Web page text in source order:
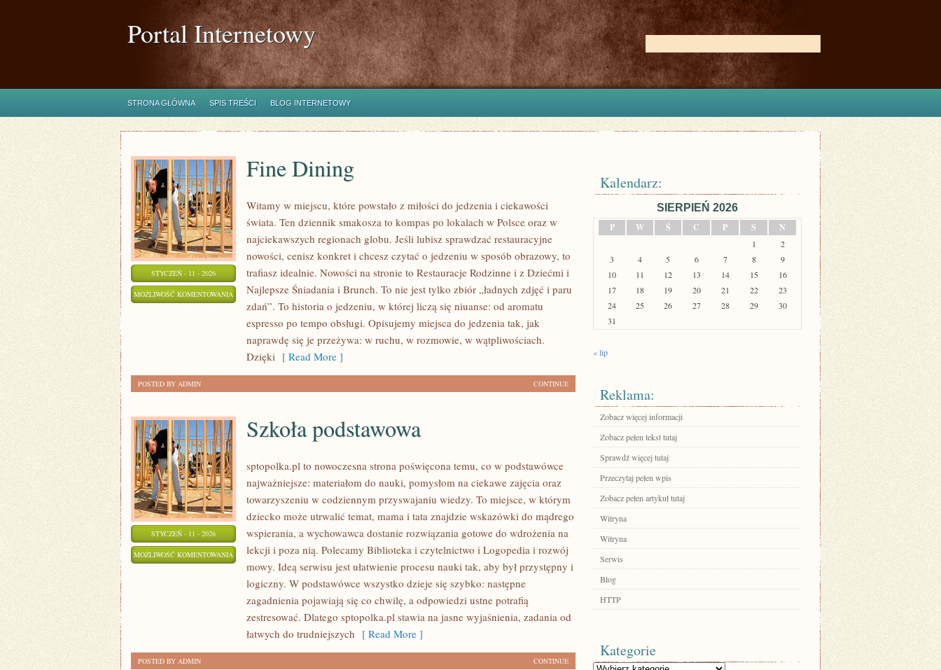
Portal Internetowy
STRONA GŁÓWNA SPIS TREŚCI BLOG INTERNETOWY
STYCZEŃ - 11 - 2026
MOŻLIWOŚĆ KOMENTOWANIA FINE
DINING
Fine Dining
Witamy w miejscu, które powstało z miłości do jedzenia i ciekawości
świata. Ten dziennik smakosza to kompas po lokalach w Polsce oraz w
najciekawszych regionach globu. Jeśli lubisz sprawdzać restauracyjne
nowości, cenisz konkret i chcesz czytać o jedzeniu w sposób obrazowy, to
trafiasz idealnie. Nowości na stronie to Restauracje Rodzinne i z Dziećmi i
Najlepsze Śniadania i Brunch. To nie jest tylko zbiór „ładnych zdjęć i paru
zdań”. To historia o jedzeniu, w której liczą się niuanse: od aromatu
espresso po tempo obsługi. Opisujemy miejsca do jedzenia tak, jak
naprawdę się je przeżywa: w ruchu, w rozmowie, w wątpliwościach.
Dzięki [ Read More ]
CONTINUE
POSTED BY ADMIN
STYCZEŃ - 11 - 2026
MOŻLIWOŚĆ KOMENTOWANIA SZKOŁA
PODSTAWOWA
Szkoła podstawowa
sptopolka.pl to nowoczesna strona poświęcona temu, co w podstawówce
najważniejsze: materiałom do nauki, pomysłom na ciekawe zajęcia oraz
towarzyszeniu w codziennym przyswajaniu wiedzy. To miejsce, w którym
dziecko może utrwalić temat, mama i tata znajdzie wskazówki do mądrego
wspierania, a wychowawca dostanie rozwiązania gotowe do wdrożenia na
lekcji i poza nią. Polecamy Biblioteka i czytelnictwo i Logopedia i rozwój
mowy. Ideą serwisu jest ułatwienie procesu nauki tak, aby był przystępny i
logiczny. W podstawówce wszystko dzieje się szybko: następne
zagadnienia pojawiają się co chwilę, a odpowiedzi ustne potrafią
zestresować. Dlatego sptopolka.pl stawia na jasne wyjaśnienia, zadania od
łatwych do trudniejszych [ Read More ]
CONTINUE
POSTED BY ADMIN
Kalendarz:
SIERPIEŃ 2026
P
W Ś C P S N
1
2
3
4 5 6 7 8
9
10
11 12 13 14 15
16
17
18 19 20 21 22
23
24
25 26 27 28 29
30
31
« lip
Reklama:
Zobacz więcej informacji
Zobacz pełen tekst tutaj
Sprawdź więcej tutaj
Przeczytaj pełen wpis
Zobacz pełen artykuł tutaj
Witryna
Witryna
Serwis
Blog
HTTP
Kategorie
Kategorie